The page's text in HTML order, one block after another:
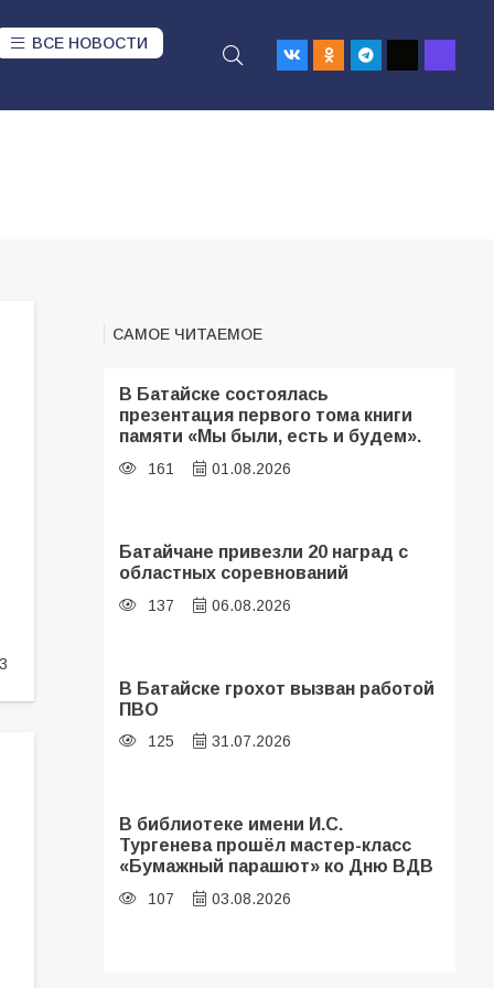
ВСЕ НОВОСТИ
САМОЕ ЧИТАЕМОЕ
В Батайске состоялась
презентация первого тома книги
памяти «Мы были, есть и будем».
161 01.08.2026
Батайчане привезли 20 наград с
областных соревнований
137 06.08.2026
В Батайске грохот вызван работой
ПВО
125 31.07.2026
В библиотеке имени И.С.
Тургенева прошёл мастер-класс
«Бумажный парашют» ко Дню ВДВ
107 03.08.2026